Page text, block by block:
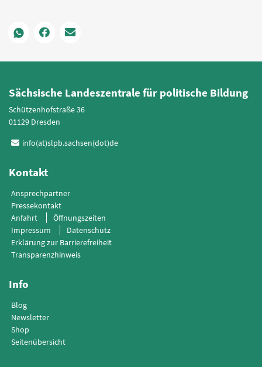
Sächsische Landeszentrale für politische Bildung
Schützenhofstraße 36
01129 Dresden
info(at)slpb.sachsen(dot)de
Kontakt
Ansprechpartner
Pressekontakt
Anfahrt
Öffnungszeiten
Impressum
Datenschutz
Erklärung zur Barrierefreiheit
Transparenzhinweis
Info
Blog
Newsletter
Shop
Seitenübersicht